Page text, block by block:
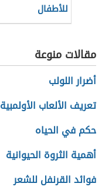
للأطفال
مقالات منوعة
أضرار اللولب
تعريف الألعاب الأولمبية
حكم في الحياه
أهمية الثروة الحيوانية
فوائد القرنفل للشعر